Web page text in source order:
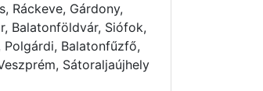
Ráckeve, Gárdony,
Balatonföldvár, Siófok,
Polgárdi, Balatonfűzfő,
Sátoraljaújhely